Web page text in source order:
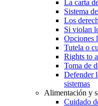
La carta
Sistema
Los
Si violan
Opciones
Tutela o
Rights to
Toma de
Defender
sistemas
Alimentación y
Cuidado